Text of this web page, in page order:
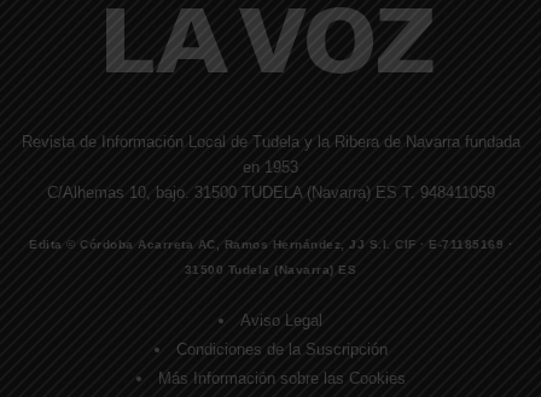
Revista de Información Local de Tudela y la Ribera de Navarra fundada
en 1953
C/Alhemas 10, bajo. 31500 TUDELA (Navarra) ES T. 948411059
Edita © Córdoba Acarreta AC, Ramos Hernández, JJ S.I. CIF · E-71185169 ·
31500 Tudela (Navarra) ES
Aviso Legal
Condiciones de la Suscripción
Más Información sobre las Cookies